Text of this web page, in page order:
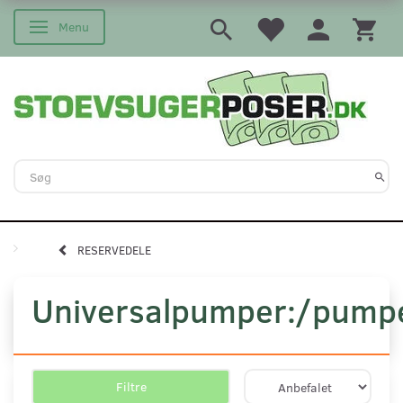
Skifte navigation
Menu
RESERVEDELE
Universalpumper:/
Filtre